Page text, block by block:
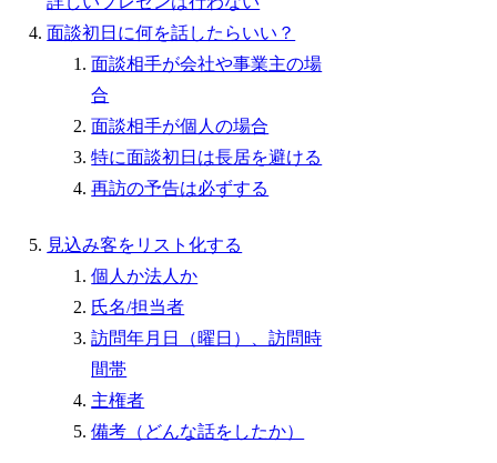
面談初日に何を話したらいい？
面談相手が会社や事業主の場
合
面談相手が個人の場合
特に面談初日は長居を避ける
再訪の予告は必ずする
見込み客をリスト化する
個人か法人か
氏名/担当者
訪問年月日（曜日）、訪問時
間帯
主権者
備考（どんな話をしたか）